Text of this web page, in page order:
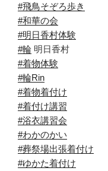
#飛鳥そぞろ歩き
#和華の会
#明日香村体験
#輪 明日香村
#着物体験
#輪Rin
#着物着付け
#着付け講習
#浴衣講習会
#わかのかい
#葬祭場出張着付け
#ゆかた着付け